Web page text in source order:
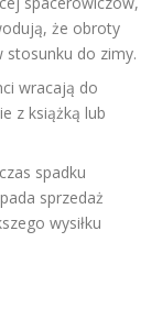
że obroty
stosunku do zimy.
wracają do
z książką lub
spadku
sprzedaż
wysiłku